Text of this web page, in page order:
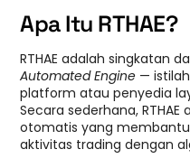
Apa Itu RTHAE?
RTHAE adalah singkatan
Automated Engine —
platform atau penyedia
Secara sederhana,
otomatis yang
aktivitas trading dengan